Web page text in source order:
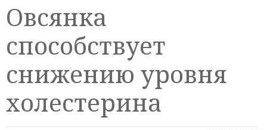
Овсянка
способствует
снижению уровня
холестерина